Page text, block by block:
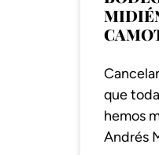
que
hemos
Andrés